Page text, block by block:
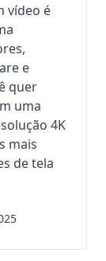
vídeo é
e
quer
uma
4K
mais
de tela